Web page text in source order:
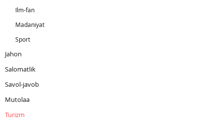
Ilm-fan
Madaniyat
Sport
Jahon
Salomatlik
Savol-javob
Mutolaa
Turizm